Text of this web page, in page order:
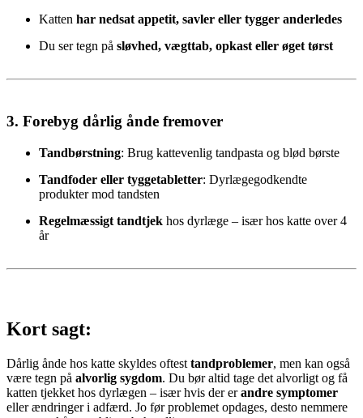
Katten har nedsat appetit, savler eller tygger anderledes
Du ser tegn på sløvhed, vægttab, opkast eller øget tørst
3. Forebyg dårlig ånde fremover
Tandbørstning: Brug kattevenlig tandpasta og blød børste
Tandfoder eller tyggetabletter: Dyrlægegodkendte
produkter mod tandsten
Regelmæssigt tandtjek hos dyrlæge – især hos katte over 4
år
Kort sagt:
Dårlig ånde hos katte skyldes oftest tandproblemer, men kan også
være tegn på alvorlig sygdom. Du bør altid tage det alvorligt og få
katten tjekket hos dyrlægen – især hvis der erandre symptomer
eller ændringer i adfærd. Jo før problemet opdages, desto nemmere